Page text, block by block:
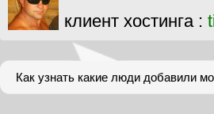
клиент хостинга :
Как узнать какие люди добавили